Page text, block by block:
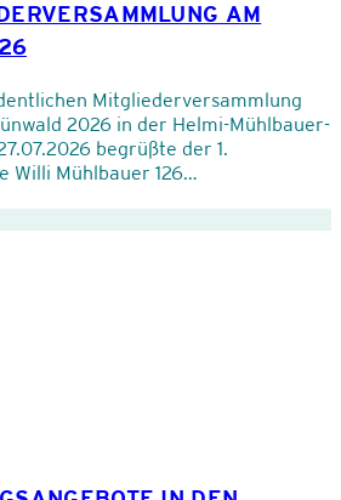
AM
Mitgliederversammlung
2026 in der Helmi-Mühlbauer-
begrüßte der 1.
Willi Mühlbauer 126…